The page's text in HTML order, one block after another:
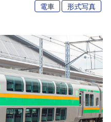
電車 形式写真